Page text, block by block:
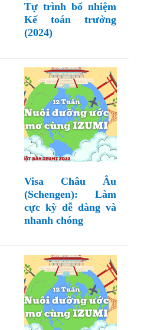
Tự trình bổ nhiệm
Kế toán trưởng
(2024)
Visa Châu Âu
(Schengen): Làm
cực kỳ dễ dàng và
nhanh chóng